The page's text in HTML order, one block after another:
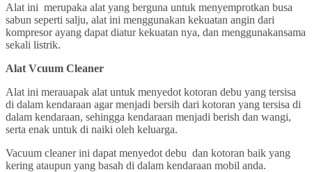
Alat ini merupaka alat yang berguna untuk menyemprotkan busa
sabun seperti salju, alat ini menggunakan kekuatan angin dari
kompresor ayang dapat diatur kekuatan nya, dan menggunakansama
sekali listrik.
Alat Vcuum Cleaner
Alat ini merauapak alat untuk menyedot kotoran debu yang tersisa
di dalam kendaraan agar menjadi bersih dari kotoran yang tersisa di
dalam kendaraan, sehingga kendaraan menjadi berish dan wangi,
serta enak untuk di naiki oleh keluarga.
Vacuum cleaner ini dapat menyedot debu dan kotoran baik yang
kering ataupun yang basah di dalam kendaraan mobil anda.